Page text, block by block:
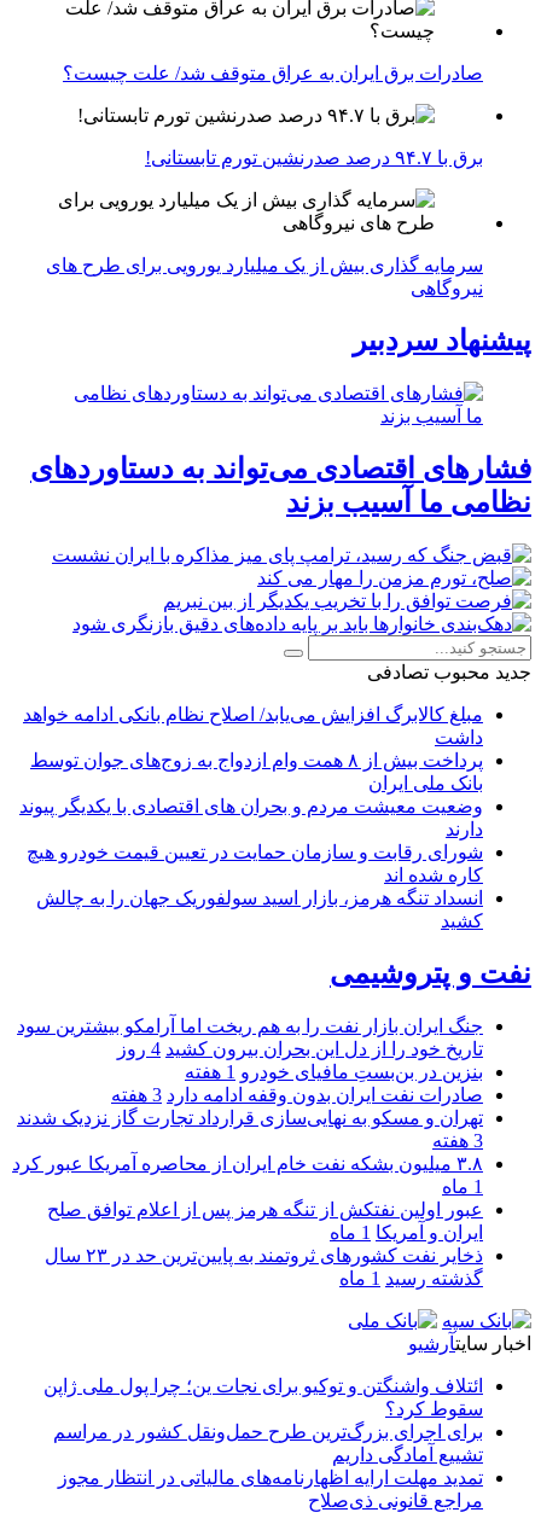
صادرات برق ایران به عراق متوقف شد/ علت چیست؟
برق با ۹۴.۷ درصد صدرنشین تورم تابستانی!
سرمایه گذاری بیش از یک میلیارد یورویی برای طرح های
نیروگاهی
پیشنهاد سردبیر
فشارهای اقتصادی می‌تواند به دستاوردهای
نظامی ما آسیب بزند
جدید محبوب تصادفی
مبلغ کالابرگ افزایش می‌یابد/ اصلاح نظام بانکی ادامه خواهد
داشت
پرداخت بیش از ۸ همت وام ازدواج به زوج‌های جوان توسط
بانک ملی ایران
وضعیت معیشت مردم و بحران های اقتصادی با یکدیگر پیوند
دارند
شورای رقابت و سازمان حمایت در تعیین قیمت خودرو هیچ
کاره شده اند
انسداد تنگه هرمز، بازار اسید سولفوریک جهان را به چالش
کشید
نفت و پتروشیمی
جنگ ایران بازار نفت را به هم ریخت اما آرامکو بیشترین سود
تاریخ خود را از دل این بحران بیرون کشید 4 روز
بنزین در بن‌بستِ مافیای خودرو 1 هفته
صادرات نفت ایران بدون وقفه ادامه دارد 3 هفته
تهران و مسکو به نهایی‌سازی قرارداد تجارت گاز نزدیک شدند
3 هفته
۳.۸ میلیون بشکه نفت خام ایران از محاصره آمریکا عبور کرد
1 ماه
عبور اولین نفتکش از تنگه هرمز پس از اعلام توافق صلح
ایران و آمریکا 1 ماه
ذخایر نفت کشورهای ثروتمند به پایین‌ترین حد در ۲۳ سال
گذشته رسید 1 ماه
اخبار سایتآرشیو
ائتلاف واشنگتن و توکیو برای نجات ین؛ چرا پول ملی ژاپن
سقوط کرد؟
برای اجرای بزرگ‌ترین طرح حمل‌ونقل کشور در مراسم
تشییع آمادگی داریم
تمدید مهلت ارایه اظهارنامه‌های مالیاتی در انتظار مجوز
مراجع قانونی ذی‌‏صلاح